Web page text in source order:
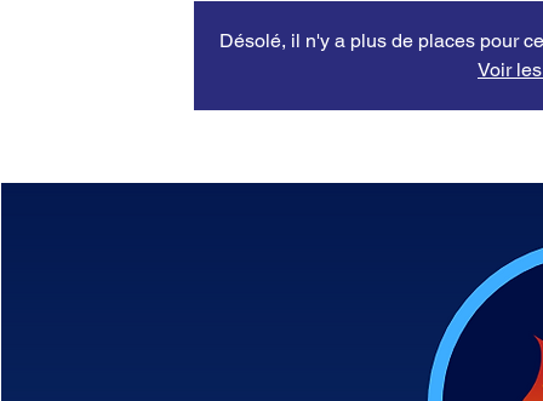
Désolé, il n'y a plus de places pour
Voir